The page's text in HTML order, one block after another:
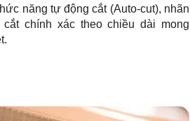
năng tự động cắt (Auto-cut), nhãn
chính xác theo chiều dài mong